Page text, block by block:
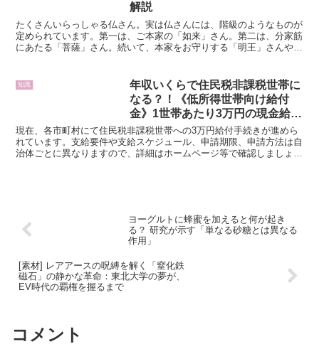
解説
たくさんいらっしゃる仏さん。実は仏さんには、階級のようなものが
定められています。第一は、ご本家の「如来」さん。第二は、分家筋
にあたる「菩薩」さん。続いて、本家をお守りする「明王」さんや
知識
年収いくらで住民税非課税世帯に
なる？！《低所得世帯向け給付
金》1世帯あたり3万円の現金給付
【年代別】住民税非課税世帯の割
合は…？
現在、各市町村にて住民税非課税世帯への3万円給付手続きが進めら
れています。支給要件や支給スケジュール、申請期限、申請方法は自
治体ごとに異なりますので、詳細はホームページ等で確認しましょ
ヨーグルトに蜂蜜を加えると何が起き
る？ 研究が示す「単なる砂糖とは異なる
作用」
[素材] レアアースの呪縛を解く「窒化鉄
磁石」の静かな革命：東北大学の夢が、
EV時代の覇権を握るまで
コメント